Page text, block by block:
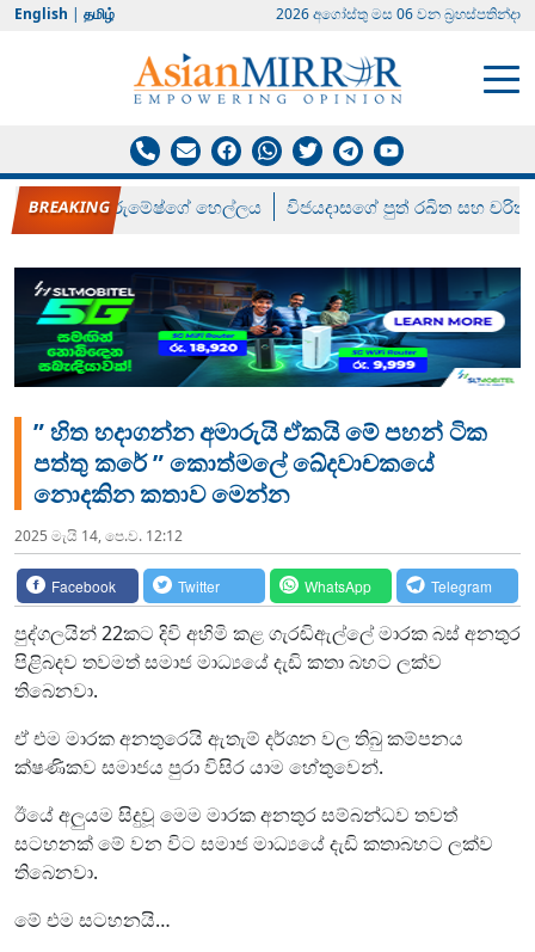
English | தமிழ் 2026 අගෝස්‍තු මස 06 වන බ්‍රහස්පතින්දා
රන් ගෙනා රුමේෂ්ගේ හෙල්ලය විජයදාසගේ පුත් රඛිත සහ චරිත්
” හිත හදාගන්න අමාරුයි ඒකයි මේ පහන් ටික
පත්තු කරේ ” කොත්මලේ ඛේදවාචකයේ
නොදකින කතාව මෙන්න
2025 මැයි 14, පෙ.ව. 12:12
Facebook Twitter WhatsApp Telegram
පුද්ගලයින් 22කට දිවි අහිමි කළ ගැරඬිඇල්ලේ මාරක බස් අනතුර
පිළිබදව තවමත් සමාජ මාධ්‍යයේ දැඩි කතා බහට ලක්ව
තිබෙනවා.
ඒ එම මාරක අනතුරෙයි ඇතැම් දර්ශන වල තිබු කම්පනය
ක්ෂණිකව සමාජය පුරා විසිර යාම හේතුවෙන්.
ඊයේ අලුයම සිදුවූ මෙම මාරක අනතුර සම්බන්ධව තවත්
සටහනක් මේ වන විට සමාජ මාධ්‍යයේ දැඩි කතාබහට ලක්ව
තිබෙනවා.
මේ එම සටහනයි…